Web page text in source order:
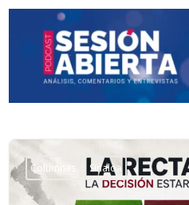
Columnas Sinaloa